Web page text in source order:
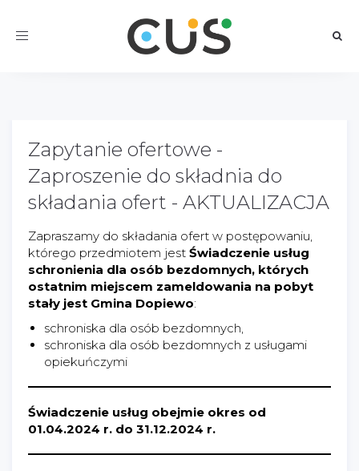
Toggle
Zapytanie ofertowe -
Zaproszenie do składnia do
składania ofert - AKTUALIZACJA
Zapraszamy do składania ofert w postępowaniu,
którego przedmiotem jest Świadczenie usług
schronienia dla osób bezdomnych, których
ostatnim miejscem zameldowania na pobyt
stały jest Gmina Dopiewo:
schroniska dla osób bezdomnych,
schroniska dla osób bezdomnych z usługami
opiekuńczymi
Świadczenie usług obejmie okres od
01.04.2024 r. do 31.12.2024 r.